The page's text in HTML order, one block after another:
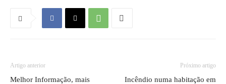
Artigo anterior
Melhor Informação, mais
Próximo artigo
Incêndio numa habitação em